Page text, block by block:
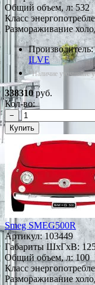
Общий объем, л: 532
Класс
Размораживание
Производитель:
ILVE
*Наличие уточняйте у
338310руб.
Кол-во:
−
Купить
Smeg SMEG500R
Артикул:103449
Габариты ШxГxВ:
Общий объем, л: 100
Класс
Размораживание